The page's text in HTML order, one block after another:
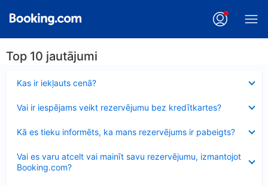
Top 10 jautājumi
Kas ir iekļauts cenā?
Vai ir iespējams veikt rezervējumu bez kredītkartes?
Kā es tieku informēts, ka mans rezervējums ir pabeigts?
Vai es varu atcelt vai mainīt savu rezervējumu, izmantojot
Booking.com?